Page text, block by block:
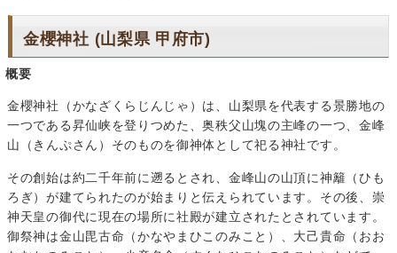
金櫻神社 (山梨県 甲府市)
概要
金櫻神社（かなざくらじんじゃ）は、山梨県を代表する景勝地の
一つである昇仙峡を登りつめた、奥秩父山塊の主峰の一つ、金峰
山（きんぷさん）そのものを御神体として祀る神社です。
その創始は約二千年前に遡るとされ、金峰山の山頂に神籬（ひも
ろぎ）が建てられたのが始まりと伝えられています。その後、崇
神天皇の御代に現在の場所に社殿が建立されたとされています。
御祭神は金山毘古命（かなやまひこのみこと）、大己貴命（おお